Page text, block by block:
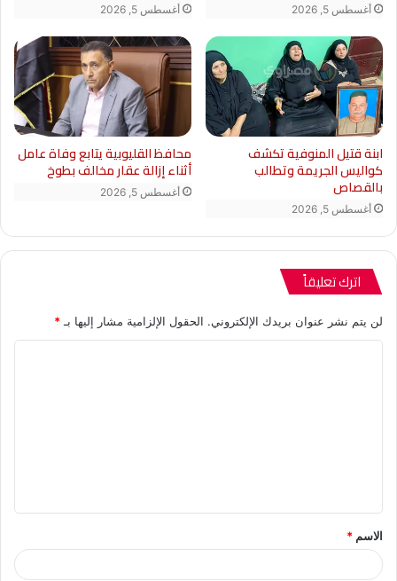
أغسطس 5, 2026 أغسطس 5, 2026
ابنة قتيل المنوفية تكشف
كواليس الجريمة وتطالب
بالقصاص
أغسطس 5, 2026
محافظ القليوبية يتابع وفاة عامل
أثناء إزالة عقار مخالف بطوخ
أغسطس 5, 2026
اترك تعليقاً
لن يتم نشر عنوان بريدك الإلكتروني. الحقول الإلزامية مشار إليها بـ *
ق
*
الاسم *